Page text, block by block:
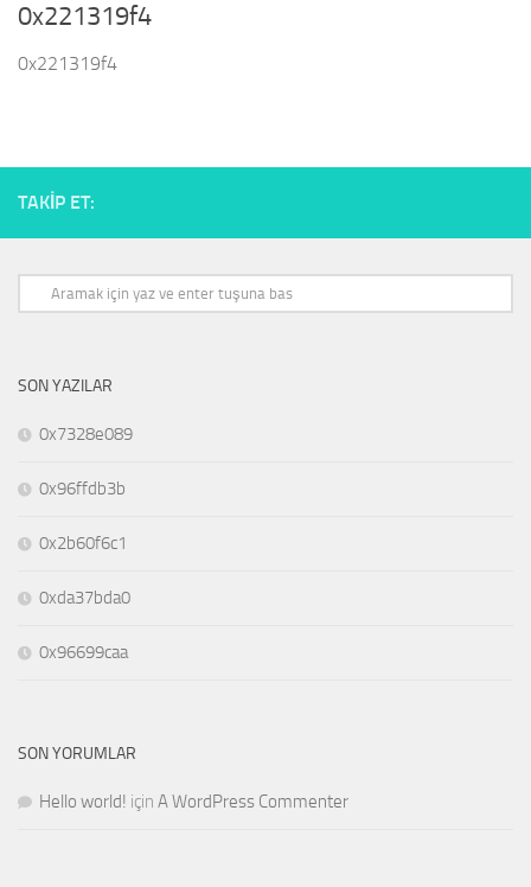
0x221319f4
0x221319f4
TAKIP ET:
SON YAZILAR
0x7328e089
0x96ffdb3b
0x2b60f6c1
0xda37bda0
0x96699caa
SON YORUMLAR
Hello world! için A WordPress Commenter